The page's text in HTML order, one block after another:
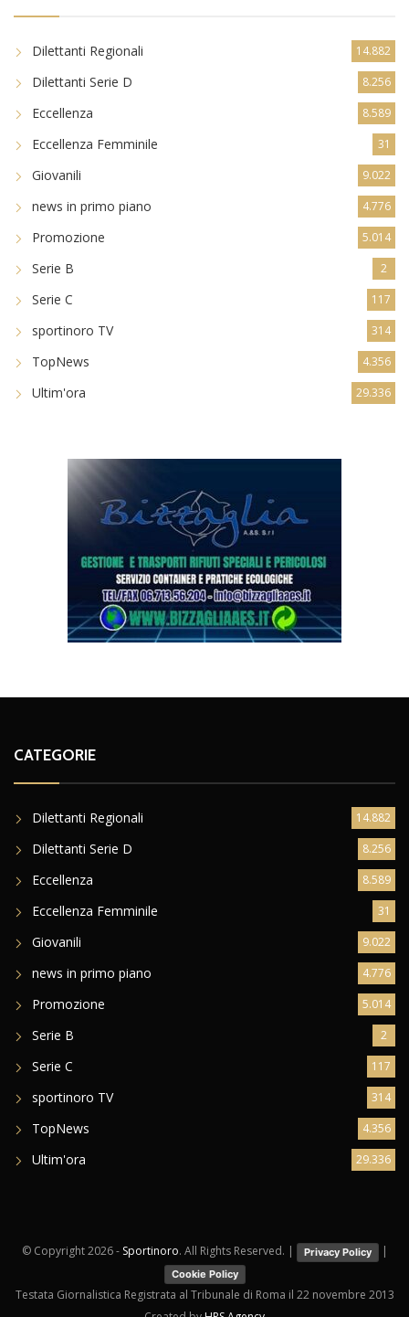
Dilettanti Regionali 14.882
Dilettanti Serie D 8.256
Eccellenza 8.589
Eccellenza Femminile 31
Giovanili 9.022
news in primo piano 4.776
Promozione 5.014
Serie B 2
Serie C 117
sportinoro TV 314
TopNews 4.356
Ultim'ora 29.336
CATEGORIE
Dilettanti Regionali 14.882
Dilettanti Serie D 8.256
Eccellenza 8.589
Eccellenza Femminile 31
Giovanili 9.022
news in primo piano 4.776
Promozione 5.014
Serie B 2
Serie C 117
sportinoro TV 314
TopNews 4.356
Ultim'ora 29.336
© Copyright2026 - Sportinoro. All Rights Reserved. | Privacy Policy |
Cookie Policy
Testata Giornalistica Registrata al Tribunale di Roma il 22 novembre 2013